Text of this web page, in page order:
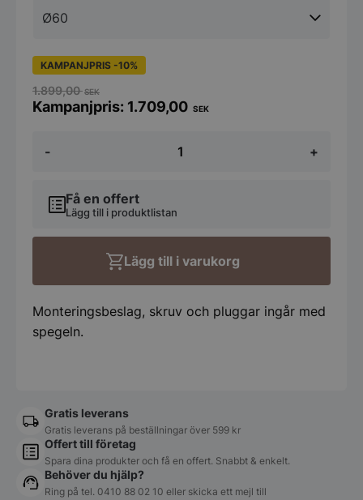
-
Koniseur
flera
strl
+
KAMPANJPRIS -10%
1.899,00SEK
1.709,00 SEK
Få en offert
Lägg till i produktlistan
Lägg till i varukorg
Monteringsbeslag, skruv och pluggar ingår med
spegeln.
Gratis leverans
Gratis leverans på beställningar över 599 kr
Offert till företag
Spara dina produkter och få en offert. Snabbt & enkelt.
Behöver du hjälp?
Ring på tel. 0410 88 02 10 eller skicka ett mejl till